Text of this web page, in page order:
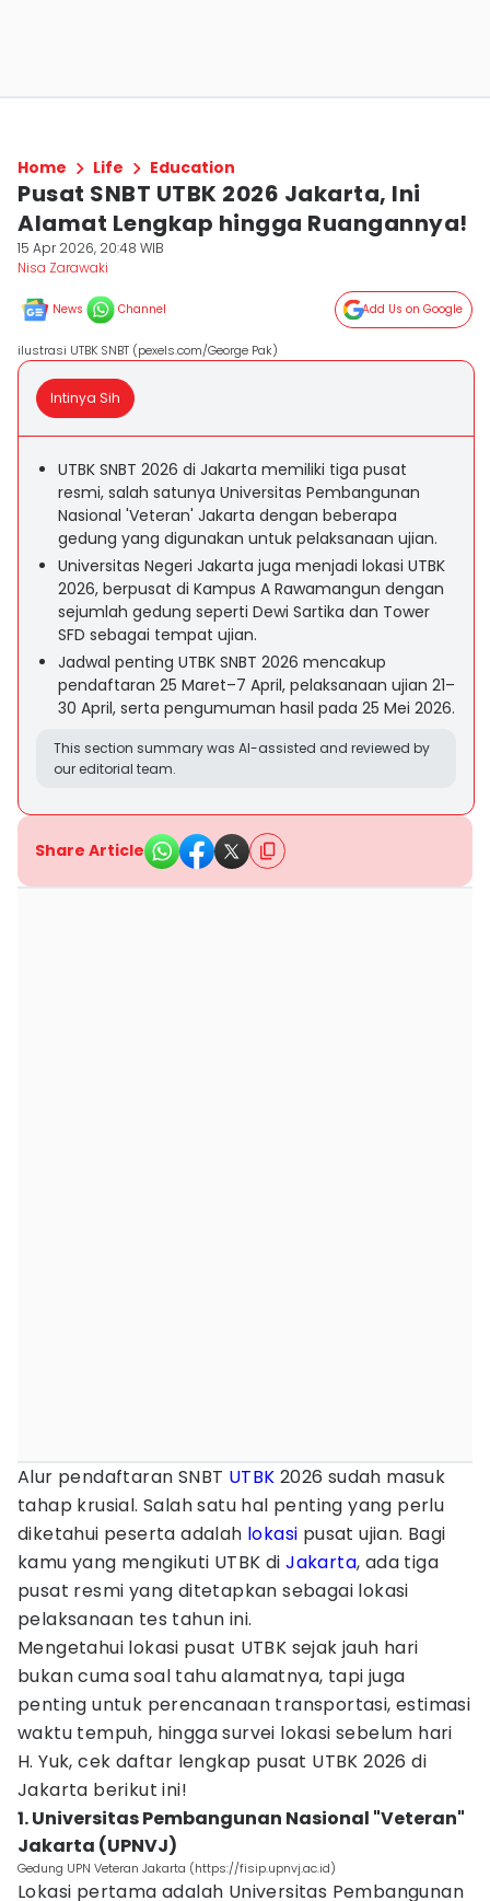
Home Life Education
Pusat SNBT UTBK 2026 Jakarta, Ini
Alamat Lengkap hingga Ruangannya!
15 Apr 2026, 20:48 WIB
Nisa Zarawaki
News Channel Add Us on Google
ilustrasi UTBK SNBT (pexels.com/George Pak)
Intinya Sih
UTBK SNBT 2026 di Jakarta memiliki tiga pusat
resmi, salah satunya Universitas Pembangunan
Nasional 'Veteran' Jakarta dengan beberapa
gedung yang digunakan untuk pelaksanaan ujian.
Universitas Negeri Jakarta juga menjadi lokasi UTBK
2026, berpusat di Kampus A Rawamangun dengan
sejumlah gedung seperti Dewi Sartika dan Tower
SFD sebagai tempat ujian.
Jadwal penting UTBK SNBT 2026 mencakup
pendaftaran 25 Maret–7 April, pelaksanaan ujian 21–
30 April, serta pengumuman hasil pada 25 Mei 2026.
This section summary was AI-assisted and reviewed by
our editorial team.
Share Article
Alur pendaftaran SNBT UTBK 2026 sudah masuk
tahap krusial. Salah satu hal penting yang perlu
diketahui peserta adalah lokasi pusat ujian. Bagi
kamu yang mengikuti UTBK diJakarta, ada tiga
pusat resmi yang ditetapkan sebagai lokasi
pelaksanaan tes tahun ini.
Mengetahui lokasi pusat UTBK sejak jauh hari
bukan cuma soal tahu alamatnya, tapi juga
penting untuk perencanaan transportasi, estimasi
waktu tempuh, hingga survei lokasi sebelum hari
H. Yuk, cek daftar lengkap pusat UTBK 2026 di
Jakarta berikut ini!
1. Universitas Pembangunan Nasional "Veteran"
Jakarta (UPNVJ)
Gedung UPN Veteran Jakarta (https://fisip.upnvj.ac.id)
Lokasi pertama adalah Universitas Pembangunan